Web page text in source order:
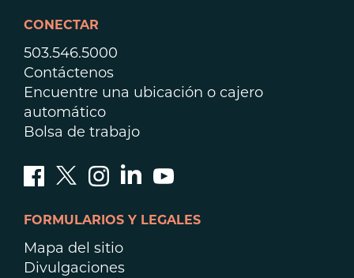
CONECTAR
503.546.5000
Contáctenos
Encuentre una ubicación o cajero
automático
Bolsa de trabajo
FORMULARIOS Y LEGALES
Mapa del sitio
Divulgaciones